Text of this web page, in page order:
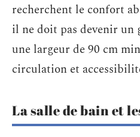
recherchent le confort
il ne doit pas devenir un
une largeur de 90 cm
circulation et
La salle de bain et